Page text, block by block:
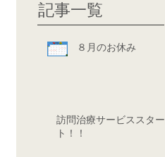
記事一覧
８月のお休み
訪問治療サービススター
ト！！